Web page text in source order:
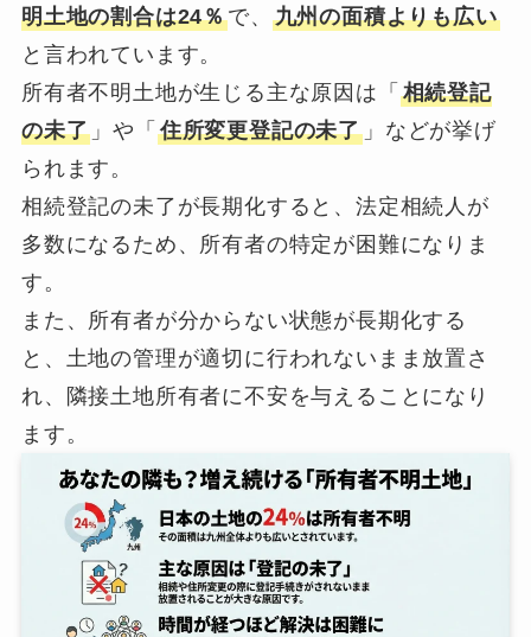
明土地の割合は24％で、 九州の面積よりも広い
と言われています。
所有者不明土地が生じる主な原因は「 相続登記
の未了 」や「 住所変更登記の未了 」などが挙げ
られます。
相続登記の未了が長期化すると、法定相続人が
多数になるため、所有者の特定が困難になりま
す。
また、所有者が分からない状態が長期化する
と、土地の管理が適切に行われないまま放置さ
れ、隣接土地所有者に不安を与えることになり
ます。